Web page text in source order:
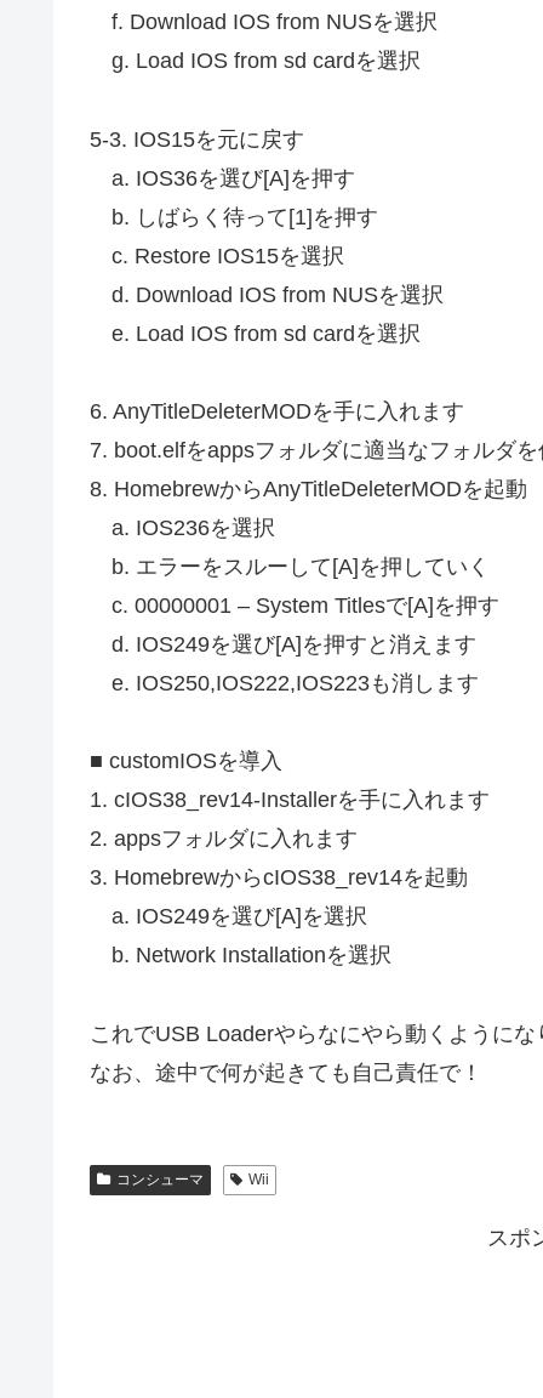
f. Download IOS from NUSを選択
g. Load IOS from sd cardを選択
5-3. IOS15を元に戻す
a. IOS36を選び[A]を押す
b. しばらく待って[1]を押す
c. Restore IOS15を選択
d. Download IOS from NUSを選択
e. Load IOS from sd cardを選択
6. AnyTitleDeleterMODを手に入れます
7. boot.elfをappsフォルダに適当なフォルダ
8. HomebrewからAnyTitleDeleterMODを起動
a. IOS236を選択
b. エラーをスルーして[A]を押していく
c. 00000001 – System Titlesで[A]を押す
d. IOS249を選び[A]を押すと消えます
e. IOS250,IOS222,IOS223も消します
■ customIOSを導入
1. cIOS38_rev14-Installerを手に入れます
2. appsフォルダに入れます
3. HomebrewからcIOS38_rev14を起動
a. IOS249を選び[A]を選択
b. Network Installationを選択
これでUSB Loaderやらなにやら動くようにな
なお、途中で何が起きても自己責任で！
コンシューマ Wii
スポ